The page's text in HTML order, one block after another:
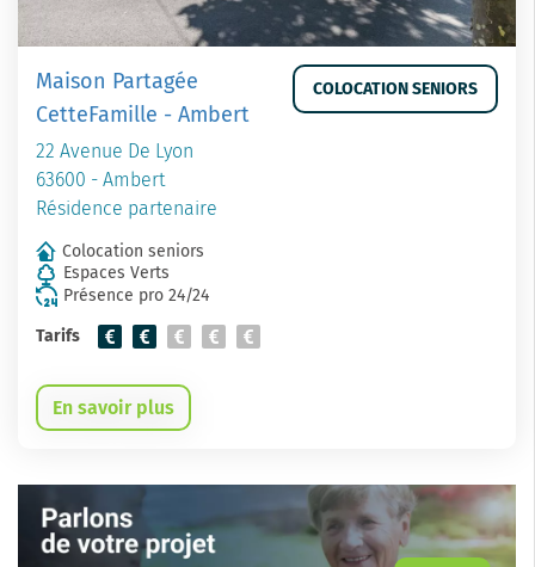
Maison Partagée
CetteFamille - Ambert
22 Avenue De Lyon
63600 - Ambert
Résidence partenaire
COLOCATION SENIORS
Colocation seniors
Espaces Verts
Présence pro 24/24
Tarifs
En savoir plus